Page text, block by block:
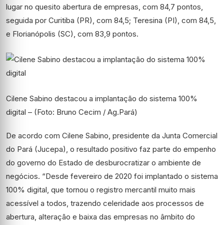
lugar no quesito abertura de empresas, com 84,7 pontos,
seguida por Curitiba (PR), com 84,5; Teresina (PI), com 84,5,
e Florianópolis (SC), com 83,9 pontos.
Cilene Sabino destacou a implantação do sistema 100%
digital – (Foto: Bruno Cecim / Ag.Pará)
De acordo com Cilene Sabino, presidente da Junta Comercial
do Pará (Jucepa), o resultado positivo faz parte do empenho
do governo do Estado de desburocratizar o ambiente de
negócios. “Desde fevereiro de 2020 foi implantado o sistema
100% digital, que tornou o registro mercantil muito mais
acessível a todos, trazendo celeridade aos processos de
abertura, alteração e baixa das empresas no âmbito do